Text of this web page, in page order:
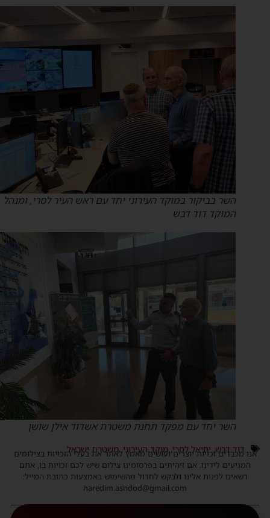
השר בביקור במוקד העירוני יחד עם ראש העיר לסרי, ומנהל
המוקד דוד דבש
השר יחד עם מפקד תחנת משטרת אשדוד אילן שושן
דוד דבש,יחיאל לסרי,מוקד העירוני,משטרת ישראל
אנו מכבדים זכויות יוצרים ועושים מאמץ לאתר את בעלי הזכויות בצילומים
המגיעים לידינו. אם זיהיתים בפרסומינו צילום שיש לכם זכויות בו, אתם
רשאים לפנות אלינו ולבקש לחדול מהשימוש באמצעות כתובת המייל:
haredim.ashdod@gmail.com